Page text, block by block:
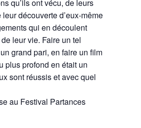
qu’ils ont vécu, de leurs
découverte d’eux-même
qui en découlent
leur vie. Faire un tel
grand pari, en faire un film
plus profond en était un
sont réussis et avec quel
au Festival Partances